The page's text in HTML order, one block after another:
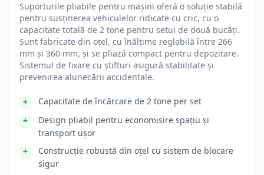
Suporturile pliabile pentru mașini oferă o soluție stabilă
pentru susținerea vehiculelor ridicate cu cric, cu o
capacitate totală de 2 tone pentru setul de două bucăți.
Sunt fabricate din oțel, cu înălțime reglabilă între 266
mm și 360 mm, și se pliază compact pentru depozitare.
Sistemul de fixare cu știfturi asigură stabilitate și
prevenirea alunecării accidentale.
Capacitate de încărcare de 2 tone per set
Design pliabil pentru economisire spațiu și
transport ușor
Construcție robustă din oțel cu sistem de blocare
sigur